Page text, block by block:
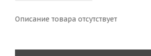
Описание товара отсутствует